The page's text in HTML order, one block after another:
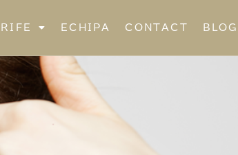
ECHIPA CONTACT BLOG